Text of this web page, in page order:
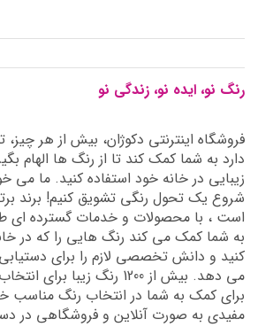
رنگ نو، ایده نو، زندگی نو
فروشگاه اینترنتی دکوژان، بیش از هر
دارد به شما کمک کند تا از رنگ ها الهام
زیبایی در خانه خود استفاده کنید. ما می
شروع یک تحول رنگی تشویق کنیم! برند
است ، با محصولات و خدمات گسترده
به شما کمک می کند رنگ هایی را که در
کنید و دانش تخصصی لازم را برای
می دهد. بیش از 1200 رنگ زیبا
برای کمک به شما در انتخاب رنگ مناسب
مفیدی به صورت آنلاین و فروشگاهی در